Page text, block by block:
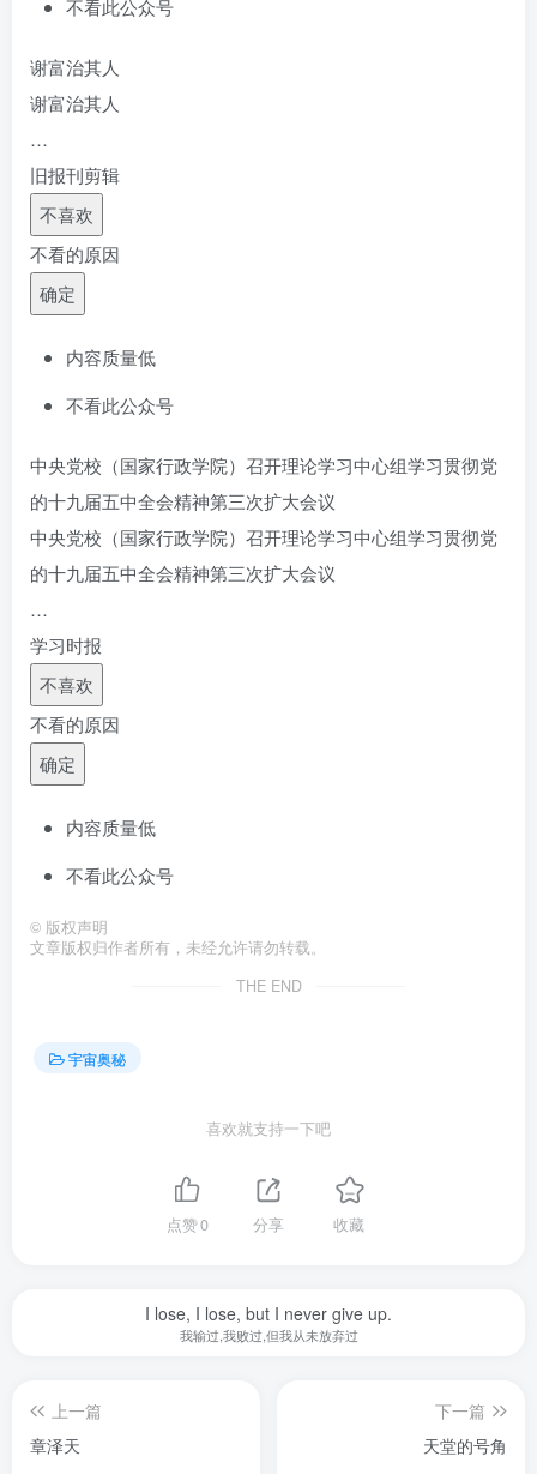
不看此公众号
谢富治其人
谢富治其人
…
旧报刊剪辑
不喜欢
不看的原因
确定
内容质量低
不看此公众号
中央党校（国家行政学院）召开理论学习中心组学习贯彻党
的十九届五中全会精神第三次扩大会议
中央党校（国家行政学院）召开理论学习中心组学习贯彻党
的十九届五中全会精神第三次扩大会议
…
学习时报
不喜欢
不看的原因
确定
内容质量低
不看此公众号
© 版权声明
文章版权归作者所有，未经允许请勿转载。
THE END
宇宙奥秘
喜欢就支持一下吧
点赞0 分享 收藏
I lose, I lose, but I never give up.
我输过,我败过,但我从未放弃过
上一篇
章泽天
下一篇
天堂的号角